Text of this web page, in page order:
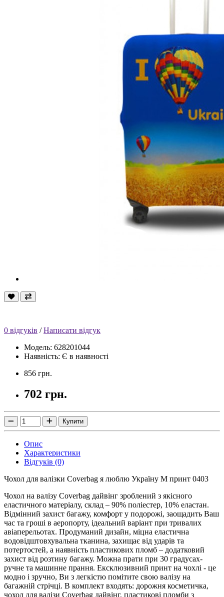
0 відгуків /Написати відгук
Модель: 628201044
Наявність: Є в наявності
856 грн.
702 грн.
Купити
Опис
Характеристики
Відгуків (0)
Чохол для валізки Coverbag я люблю Україну M принт 0403
Чохол на валізу Coverbag дайвінг зроблений з якісного
еластичного матеріалу, склад – 90% поліестер, 10% еластан.
Відмінний захист багажу, комфорт у подорожі, заощадить Ваш
час та гроші в аеропорту, ідеальний варіант при тривалих
авіаперельотах. Продуманий дизайн, міцна еластична
водовідштовхувальна тканина, захищає від ударів та
потертостей, а наявність пластикових пломб – додатковий
захист від розтину багажу. Можна прати при 30 градусах-
ручне та машинне прання. Ексклюзивний принт на чохлі - це
модно і зручно, Ви з легкістю помітите свою валізу на
багажній стрічці. В комплект входять: дорожня косметичка,
чохол для валізи Coverbag дайвінг, пластикові пломби з